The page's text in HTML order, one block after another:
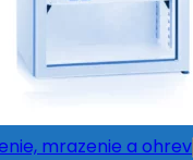
mrazenie a ohrev